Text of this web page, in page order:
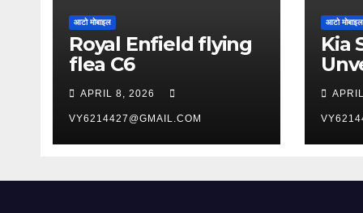
आटो मोबाइल
Royal Enfield flying
flea C6
APRIL 8, 2026
VY6214427@GMAIL.COM
आटो मोबाइल
Kia